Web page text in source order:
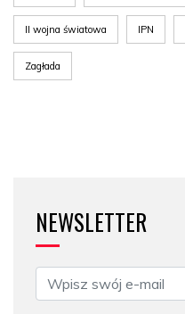
II wojna światowa IPN
Zagłada
NEWSLETTER